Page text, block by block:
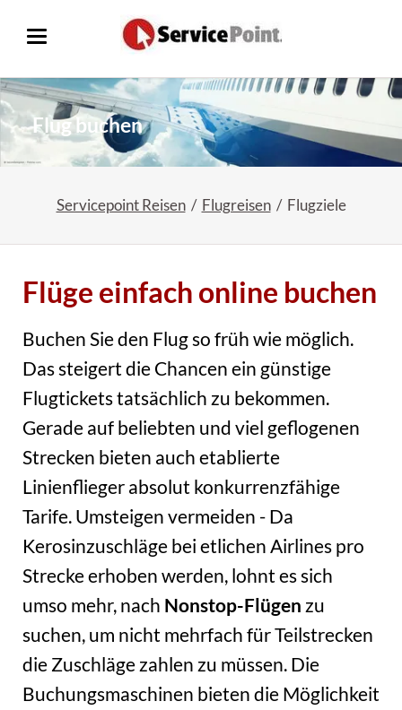
Flug buchen
Servicepoint Reisen Flugreisen Flugziele
Flüge einfach online buchen
Buchen Sie den Flug so früh wie möglich.
Das steigert die Chancen ein günstige
Flugtickets tatsächlich zu bekommen.
Gerade auf beliebten und viel geflogenen
Strecken bieten auch etablierte
Linienflieger absolut konkurrenzfähige
Tarife. Umsteigen vermeiden - Da
Kerosinzuschläge bei etlichen Airlines pro
Strecke erhoben werden, lohnt es sich
umso mehr, nach Nonstop-Flügen zu
suchen, um nicht mehrfach für Teilstrecken
die Zuschläge zahlen zu müssen. Die
Buchungsmaschinen bieten die Möglichkeit